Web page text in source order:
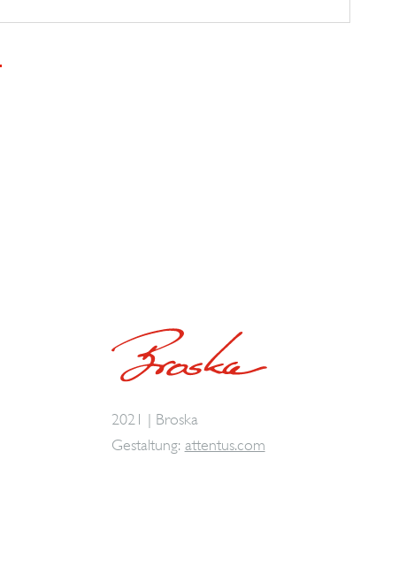
2021 | Broska
Gestaltung: attentus.com